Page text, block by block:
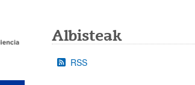
Albisteak
RSS